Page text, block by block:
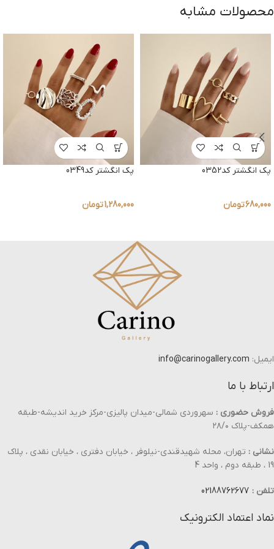
محصولات مشابه
پک انگشتر کد0352
680,000تومان
پک انگشتر کد0349
1,280,000تومان
ایمیل: info@carinogallery.com
ارتباط با ما
فروش حضوری : سهروردی شمالی-میدان پالیزی-مرکز خرید اندیشه-طبقه
همکف-پلاک ۲۸/۰
نشانی : تهران، محله شهیدقندی-نیلوفر ، خیابان دفتری ، خیابان نقدی ، پلاک
19 ، طبقه دوم ، واحد 4
تلفن : 02188762677
نماد اعتماد الکترونیک